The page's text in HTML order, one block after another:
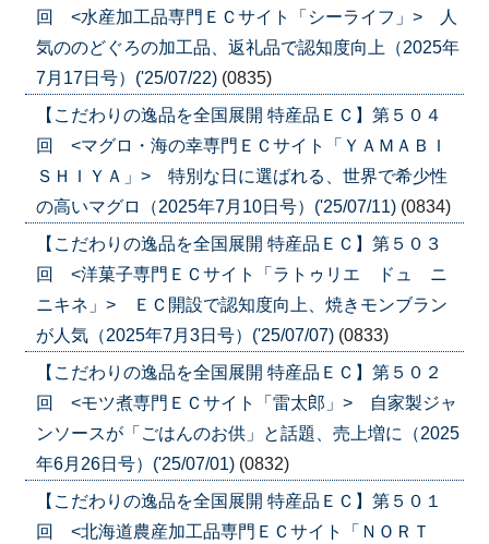
回 <水産加工品専門ＥＣサイト「シーライフ」> 人
気ののどぐろの加工品、返礼品で認知度向上（2025年
7月17日号）('25/07/22) (0835)
【こだわりの逸品を全国展開 特産品ＥＣ】第５０４
回 <マグロ・海の幸専門ＥＣサイト「ＹＡＭＡＢＩ
ＳＨＩＹＡ」> 特別な日に選ばれる、世界で希少性
の高いマグロ（2025年7月10日号）('25/07/11) (0834)
【こだわりの逸品を全国展開 特産品ＥＣ】第５０３
回 <洋菓子専門ＥＣサイト「ラトゥリエ ドュ ニ
ニキネ」> ＥＣ開設で認知度向上、焼きモンブラン
が人気（2025年7月3日号）('25/07/07) (0833)
【こだわりの逸品を全国展開 特産品ＥＣ】第５０２
回 <モツ煮専門ＥＣサイト「雷太郎」> 自家製ジャ
ンソースが「ごはんのお供」と話題、売上増に（2025
年6月26日号）('25/07/01) (0832)
【こだわりの逸品を全国展開 特産品ＥＣ】第５０１
回 <北海道農産加工品専門ＥＣサイト「ＮＯＲＴ